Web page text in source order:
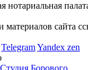
нотариальная
материалов сайта
TelegramYandex zen